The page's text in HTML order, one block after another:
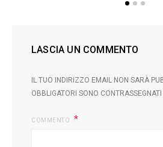
LASCIA UN COMMENTO
IL TUO INDIRIZZO EMAIL NON SARÀ
OBBLIGATORI SONO CONTRASSEGNATI
COMMENTO